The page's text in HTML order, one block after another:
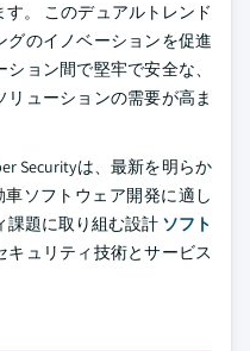
。 このデュアルトレンド
グのイノベーションを促進
ョン間で堅牢で安全な、
ューションの需要が高ま
Securityは、最新を明らか
車ソフトウェア開発に適し
課題に取り組む設計 ソフト
キュリティ技術とサービス